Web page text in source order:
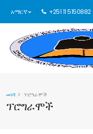
አማርኛ +251 11 5150882
ፕሮግራሞች
መነሻ ፕሮግራሞች